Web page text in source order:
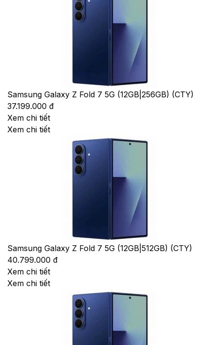
Samsung Galaxy Z Fold 7 5G (12GB|256GB) (CTY)
37.199.000 đ
Xem chi tiết
Xem chi tiết
Samsung Galaxy Z Fold 7 5G (12GB|512GB) (CTY)
40.799.000 đ
Xem chi tiết
Xem chi tiết